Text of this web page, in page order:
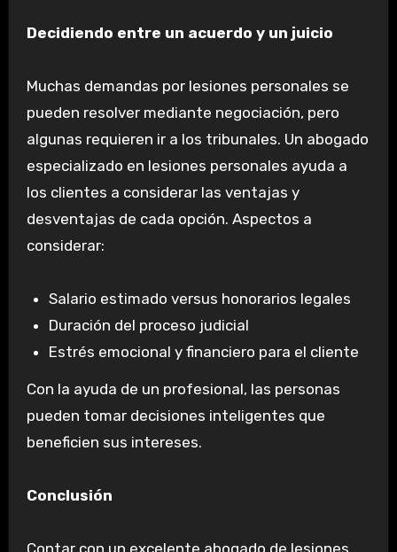
Decidiendo entre un acuerdo y un juicio
Muchas demandas por lesiones personales se
pueden resolver mediante negociación, pero
algunas requieren ir a los tribunales. Un abogado
especializado en lesiones personales ayuda a
los clientes a considerar las ventajas y
desventajas de cada opción. Aspectos a
considerar:
Salario estimado versus honorarios legales
Duración del proceso judicial
Estrés emocional y financiero para el cliente
Con la ayuda de un profesional, las personas
pueden tomar decisiones inteligentes que
beneficien sus intereses.
Conclusión